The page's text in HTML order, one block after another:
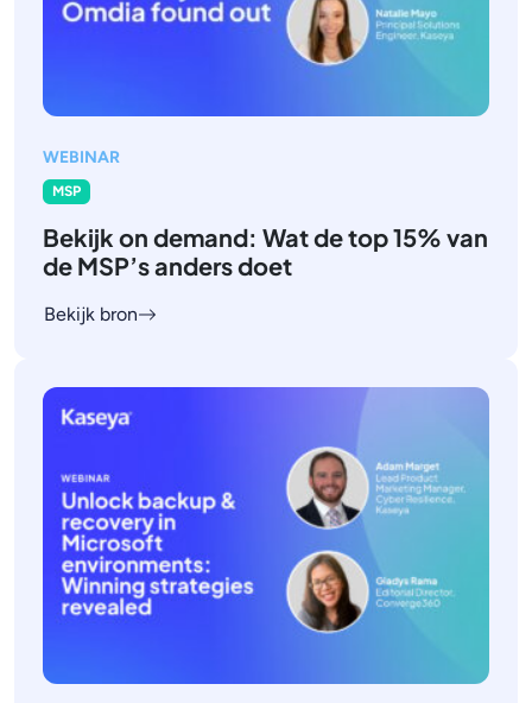
WEBINAR
MSP
Bekijk on demand: Wat de top 15% van
de MSP’s anders doet
Bekijk bron